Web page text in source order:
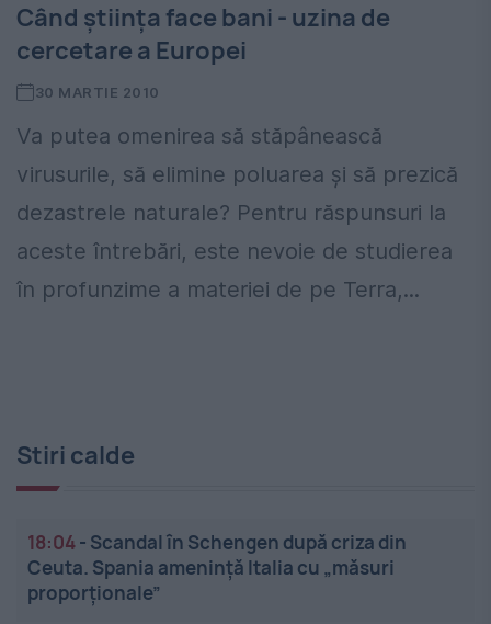
Când ştiinţa face bani - uzina de
cercetare a Europei
30 MARTIE 2010
Va putea omenirea să stăpânească
virusurile, să elimine poluarea şi să prezică
dezastrele naturale? Pentru răspunsuri la
aceste întrebări, este nevoie de studierea
în profunzime a materiei de pe Terra,...
Stiri calde
18:04- Scandal în Schengen după criza din
Ceuta. Spania amenință Italia cu „măsuri
proporționale”